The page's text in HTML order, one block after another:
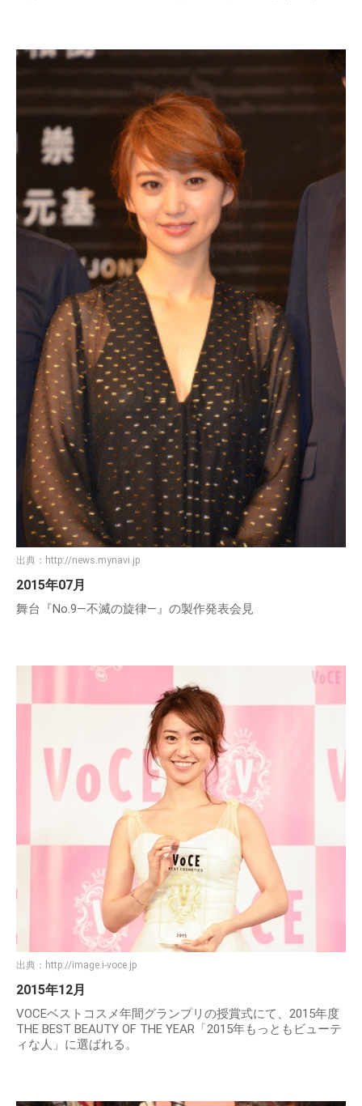
出典： http://news.mynavi.jp
2015年07月
舞台『No.9―不滅の旋律―』の製作発表会見
出典： http://image.i-voce.jp
2015年12月
VOCEベストコスメ年間グランプリの授賞式にて、2015年度
THE BEST BEAUTY OF THE YEAR「2015年もっともビューテ
ィな人」に選ばれる。